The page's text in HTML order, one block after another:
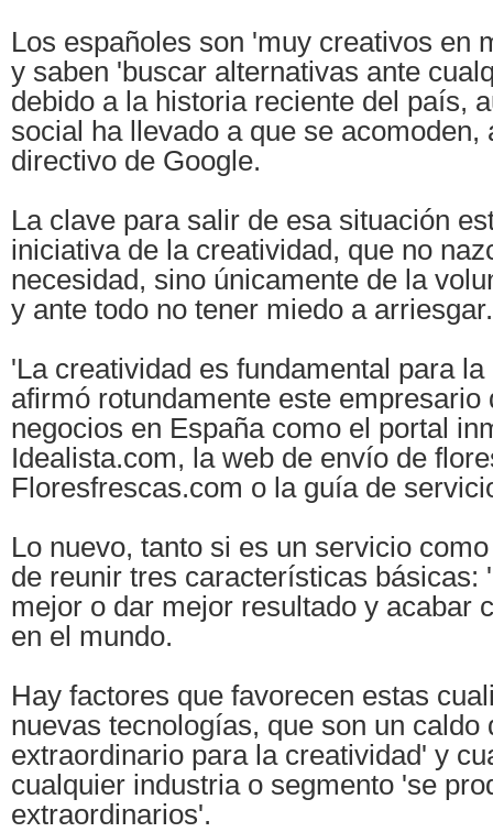
Los españoles son 'muy creativos en
y saben 'buscar alternativas ante
debido a la historia reciente del país,
social ha llevado a que se acomoden,
directivo de Google.
La clave para salir de esa situación
iniciativa de la creatividad, que no
necesidad, sino únicamente de la
y ante todo no tener miedo a arriesgar.
'La creatividad es fundamental para
afirmó rotundamente este empresario
negocios en España como el portal
Idealista.com, la web de envío de
Floresfrescas.com o la guía de
Lo nuevo, tanto si es un servicio
de reunir tres características básicas:
mejor o dar mejor resultado y acabar
en el mundo.
Hay factores que favorecen estas
nuevas tecnologías, que son un caldo
extraordinario para la creatividad' y
cualquier industria o segmento 'se
extraordinarios'.